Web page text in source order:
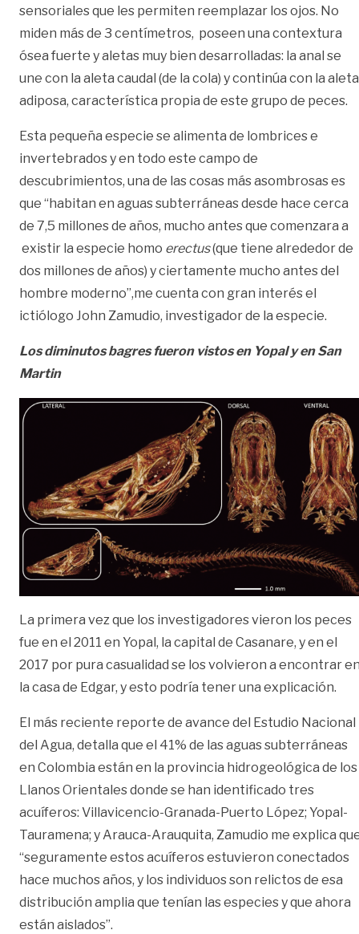
sensoriales que les permiten reemplazar los ojos. No
miden más de 3 centímetros, poseen una contextura
ósea fuerte y aletas muy bien desarrolladas: la anal se
une con la aleta caudal (de la cola) y continúa con la aleta
adiposa, característica propia de este grupo de peces.
Esta pequeña especie se alimenta de lombrices e
invertebrados y en todo este campo de
descubrimientos, una de las cosas más asombrosas es
que “habitan en aguas subterráneas desde hace cerca
de 7,5 millones de años, mucho antes que comenzara a
existir la especie homo erectus(que tiene alrededor de
dos millones de años) y ciertamente mucho antes del
hombre moderno”,me cuenta con gran interés el
ictiólogo John Zamudio, investigador de la especie.
Los diminutos bagres fueron vistos en Yopal y en San
Martin
La primera vez que los investigadores vieron los peces
fue en el 2011 en Yopal, la capital de Casanare, y en el
2017 por pura casualidad se los volvieron a encontrar
la casa de Edgar, y esto podría tener una explicación.
El más reciente reporte de avance del Estudio Nacional
del Agua, detalla que el 41% de las aguas subterráneas
en Colombia están en la provincia hidrogeológica de los
Llanos Orientales donde se han identificado tres
acuíferos: Villavicencio-Granada-Puerto López; Yopal-
Tauramena; y Arauca-Arauquita, Zamudio me explica
“seguramente estos acuíferos estuvieron conectados
hace muchos años, y los individuos son relictos de esa
distribución amplia que tenían las especies y que ahora
están aislados”.